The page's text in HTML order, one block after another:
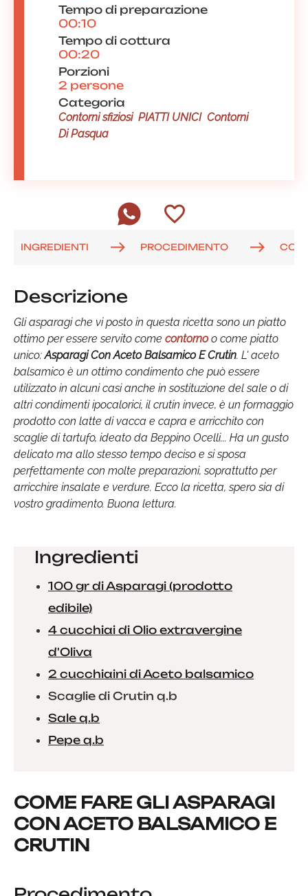
Tempo di preparazione
00:10
Tempo di cottura
00:20
Porzioni
2 persone
Categoria
Contorni sfiziosi PIATTI UNICI Contorni
Di Pasqua
INGREDIENTI PROCEDIMENTO
Descrizione
Gli asparagi che vi posto in questa ricetta sono un piatto
ottimo per essere servito come contornoo come piatto
unico:Asparagi Con Aceto Balsamico E Crutin. L' aceto
balsamico è un ottimo condimento che può essere
utilizzato in alcuni casi anche in sostituzione del sale o di
altri condimenti ipocalorici, il crutin invece, è un formaggio
prodotto con latte di vacca e capra e arricchito con
scaglie di tartufo, ideato da Beppino Ocelli... Ha un gusto
delicato ma allo stesso tempo deciso e si sposa
perfettamente con molte preparazioni, soprattutto per
arricchire insalate e verdure. Ecco la ricetta, spero sia di
vostro gradimento. Buona lettura.
Ingredienti
100 gr di Asparagi (prodotto
edibile)
4 cucchiai di Olio extravergine
d'Oliva
2 cucchiaini di Aceto balsamico
Scaglie di Crutin q.b
Sale q.b
Pepe q.b
COME FARE GLI ASPARAGI
CON ACETO BALSAMICO E
CRUTIN